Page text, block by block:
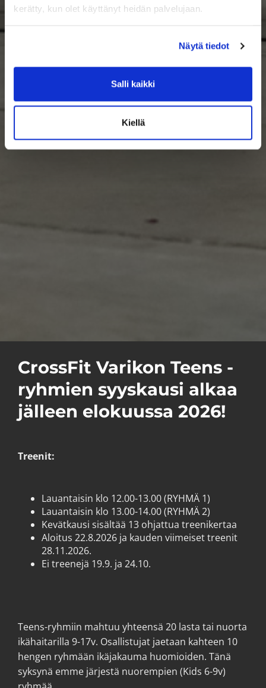
kerätty, kun olet käyttänyt heidän palvelujaan.
Näytä tiedot
Salli kaikki
Kiellä
CrossFit Varikon Teens -
ryhmien syyskausi alkaa
jälleen elokuussa 2026!
Treenit:
Lauantaisin klo 12.00-13.00 (RYHMÄ 1)
Lauantaisin klo 13.00-14.00 (RYHMÄ 2)
Kevätkausi sisältää 13 ohjattua treenikertaa
Aloitus 22.8.2026 ja kauden viimeiset treenit
28.11.2026.
Ei treenejä 19.9. ja 24.10.
Teens-ryhmiin mahtuu yhteensä 20 lasta tai nuorta
ikähaitarilla 9-17v. Osallistujat jaetaan kahteen 10
hengen ryhmään ikäjakauma huomioiden. Tänä
syksynä emme järjestä nuorempien (Kids 6-9v)